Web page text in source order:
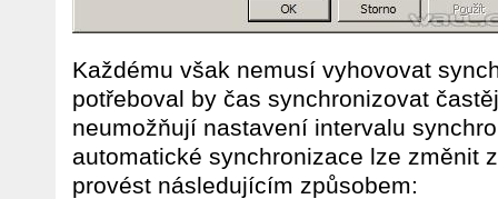
Každému však nemusí vyhovovat
potřeboval by čas synchronizovat
neumožňují nastavení intervalu
automatické synchronizace lze změnit
provést následujícím způsobem: